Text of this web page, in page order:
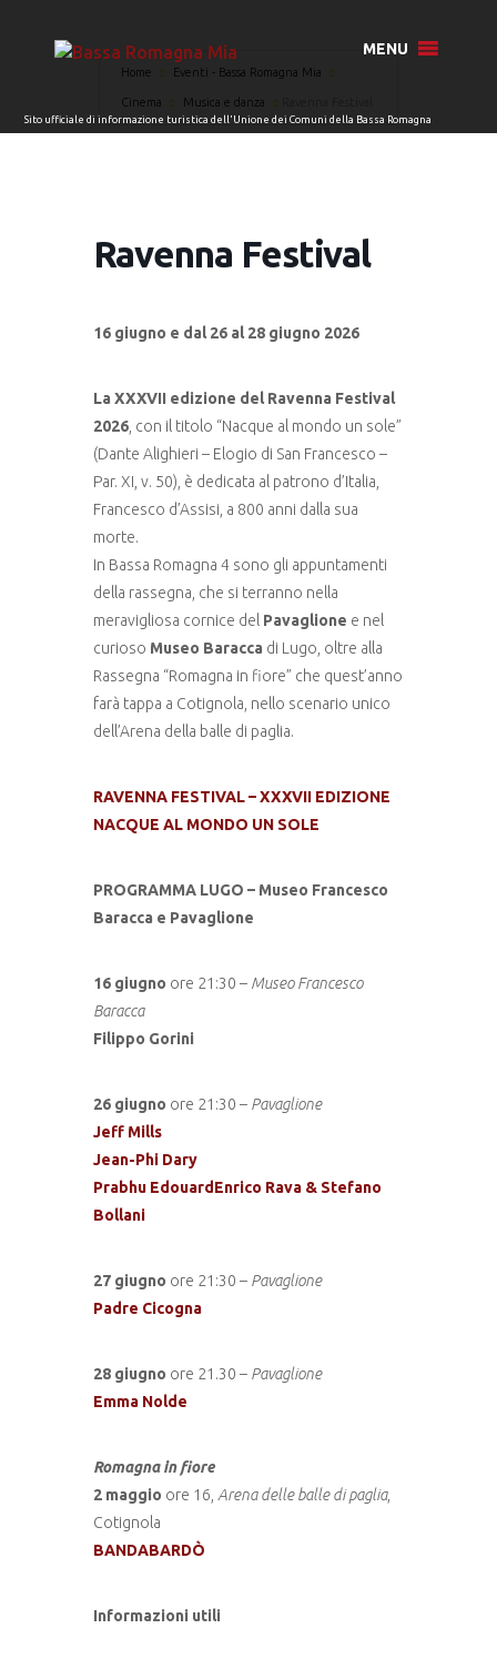
MENU
Home Eventi - Bassa Romagna Mia
Cinema Musica e danza
Ravenna Festival
16 giugno e dal 26 al 28 giugno 2026
La XXXVII edizione del Ravenna Festival
2026 , con il titolo “Nacque al mondo un sole”
(Dante Alighieri – Elogio di San Francesco –
Par. XI, v. 50), è dedicata al patrono d’Italia,
Francesco d’Assisi, a 800 anni dalla sua
morte.
In Bassa Romagna 4 sono gli appuntamenti
della rassegna, che si terranno nella
meravigliosa cornice del Pavaglione e nel
curioso Museo Baracca di Lugo, oltre alla
Rassegna “Romagna in fiore” che quest’anno
farà tappa a Cotignola, nello scenario unico
dell’Arena della balle di paglia.
RAVENNA FESTIVAL – XXXVII EDIZIONE
NACQUE AL MONDO UN SOLE
PROGRAMMA LUGO – Museo Francesco
Baracca e Pavaglione
16 giugno ore 21:30 – Museo Francesco
Baracca
Filippo Gorini
26 giugno ore 21:30 – Pavaglione
Jeff Mills
Jean-Phi Dary
Prabhu EdouardEnrico Rava & Stefano
Bollani
27 giugno ore 21:30 – Pavaglione
Padre Cicogna
28 giugno ore 21.30 – Pavaglione
Emma Nolde
Romagna in fiore
2 maggio ore 16, Arena delle balle di paglia,
Cotignola
BANDABARDÒ
Informazioni utili